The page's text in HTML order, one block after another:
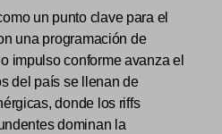
un punto clave para el
una programación de
impulso conforme avanza el
del país se llenan de
donde los riffs
dominan la